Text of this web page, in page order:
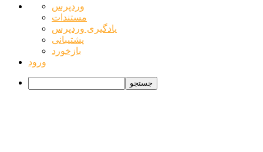
درباره
وردپرس
وردپرس
مستندات
یادگیری وردپرس
پشتیبانی
بازخورد
ورود
جستجو